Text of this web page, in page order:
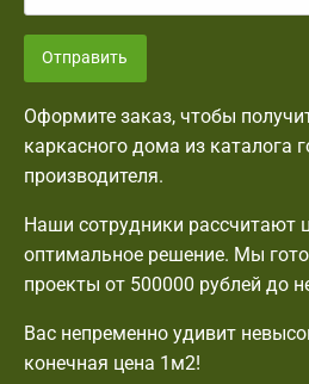
Отправить
Оформите заказ, чтобы
каркасного дома из каталога
производителя.
Наши сотрудники рассчитают
оптимальное решение. Мы
проекты от 500000 рублей до
Вас непременно удивит
конечная цена 1м2!